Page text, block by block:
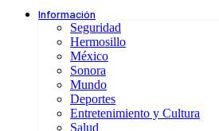
Información
Seguridad
Hermosillo
México
Sonora
Mundo
Deportes
Entretenimiento y Cultura
Salud